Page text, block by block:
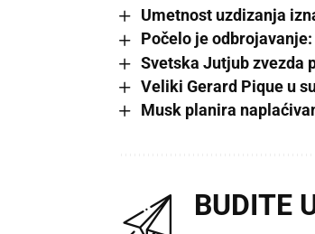
Umetnost uzdizanja
Počelo je
Svetska Jutjub zvezda
Veliki Gerard Pique u
Musk planira
BUDITE